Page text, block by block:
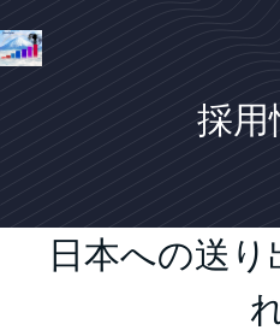
採用
日本への送